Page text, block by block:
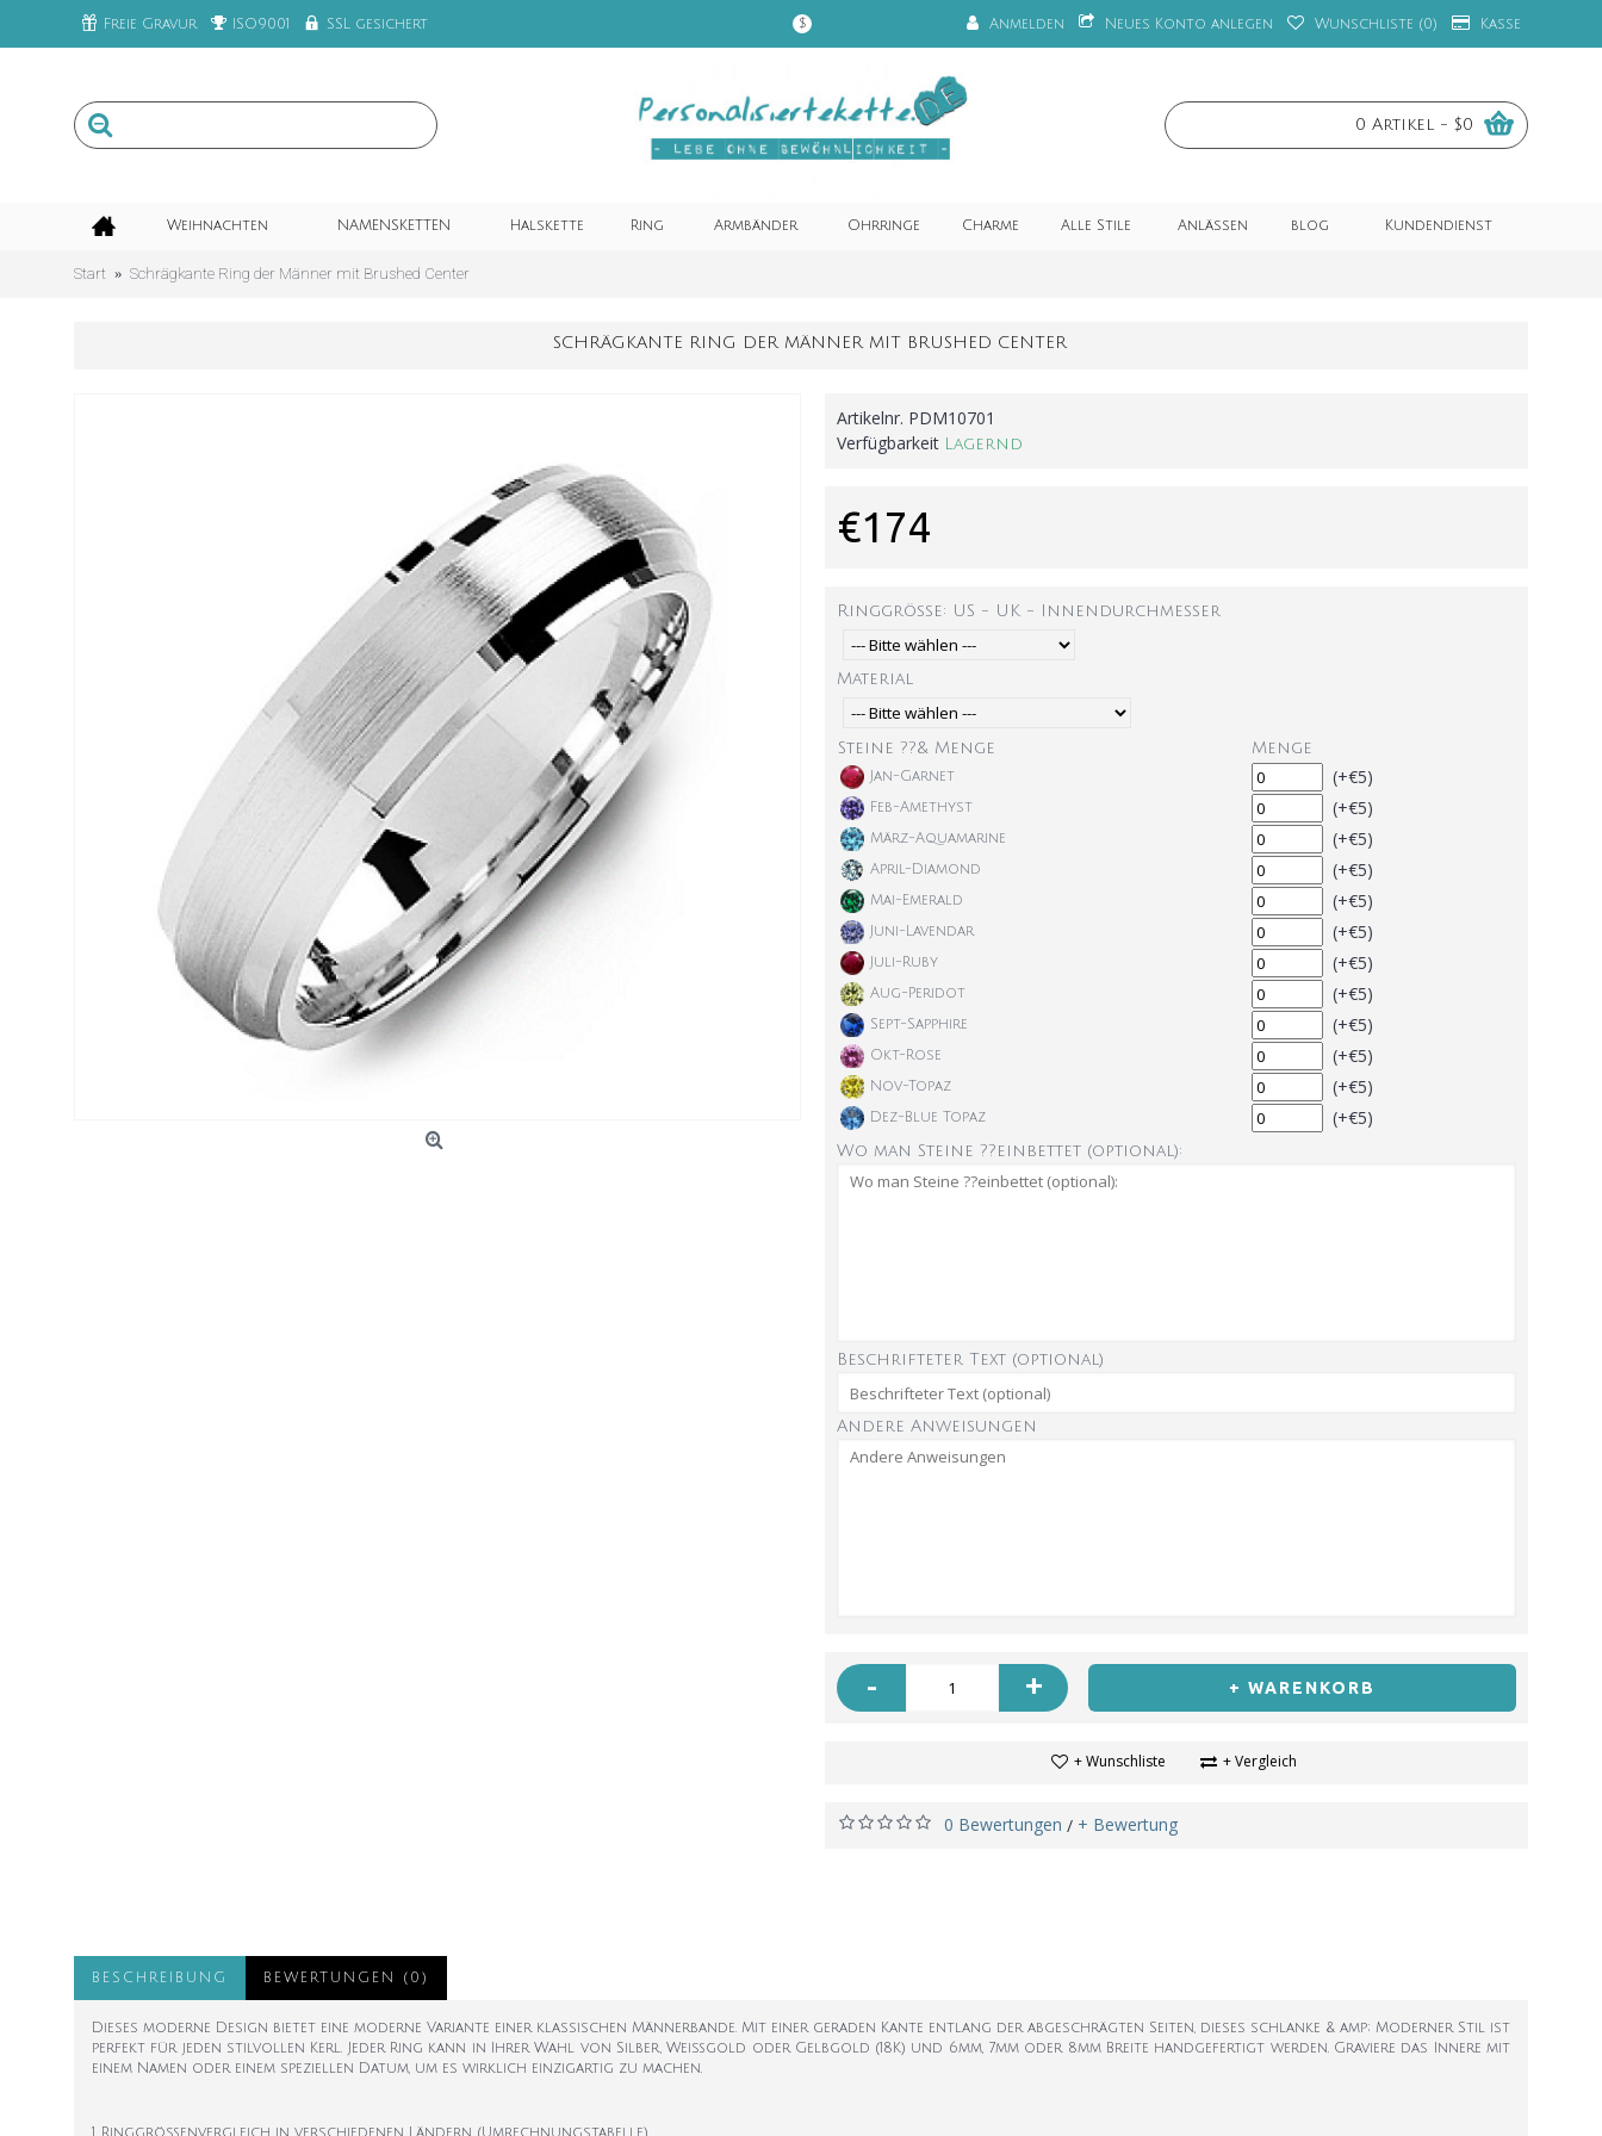
Freie Gravur ISO9001 SSL gesichert $ Anmelden Neues Konto anlegen Wunschliste (0) Kasse
0 Artikel - $0
Weihnachten NAMENSKETTEN Halskette Ring Armbänder Ohrringe Charme Alle Stile Anlässen blog Kundendienst
Start Schrägkante Ring der Männer mit Brushed Center
SCHRÄGKANTE RING DER MÄNNER MIT BRUSHED CENTER
Artikelnr. PDM10701
Verfügbarkeit Lagernd
€174
Ringgröße: US - UK - Innendurchmesser
Material
Steine ??& Menge Menge
Jan-Garnet (+€5)
Feb-Amethyst (+€5)
März-Aquamarine (+€5)
April-Diamond (+€5)
Mai-Emerald (+€5)
Juni-Lavendar (+€5)
Juli-Ruby (+€5)
Aug-Peridot (+€5)
Sept-Sapphire (+€5)
Okt-Rose (+€5)
Nov-Topaz (+€5)
Dez-Blue Topaz (+€5)
Wo man Steine ??einbettet (optional):
Beschrifteter Text (optional)
Andere Anweisungen
- + + WARENKORB
+ Wunschliste + Vergleich
0 Bewertungen / + Bewertung
BESCHREIBUNG BEWERTUNGEN (0)
Dieses moderne Design bietet eine moderne Variante einer klassischen Männerbande. Mit einer geraden Kante entlang der abgeschrägten Seiten, dieses schlanke & amp; Moderner Stil ist
perfekt für jeden stilvollen Kerl. Jeder Ring kann in Ihrer Wahl von Silber, Weißgold oder Gelbgold (18K) und 6mm, 7mm oder 8mm Breite handgefertigt werden. Graviere das Innere mit
einem Namen oder einem speziellen Datum, um es wirklich einzigartig zu machen.